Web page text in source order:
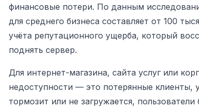
финансовые потери. По данным
для среднего бизнеса составляет от 100
учёта репутационного ущерба, который
поднять сервер.
Для интернет-магазина, сайта услуг или
недоступности — это потерянные клиенты,
тормозит или не загружается,